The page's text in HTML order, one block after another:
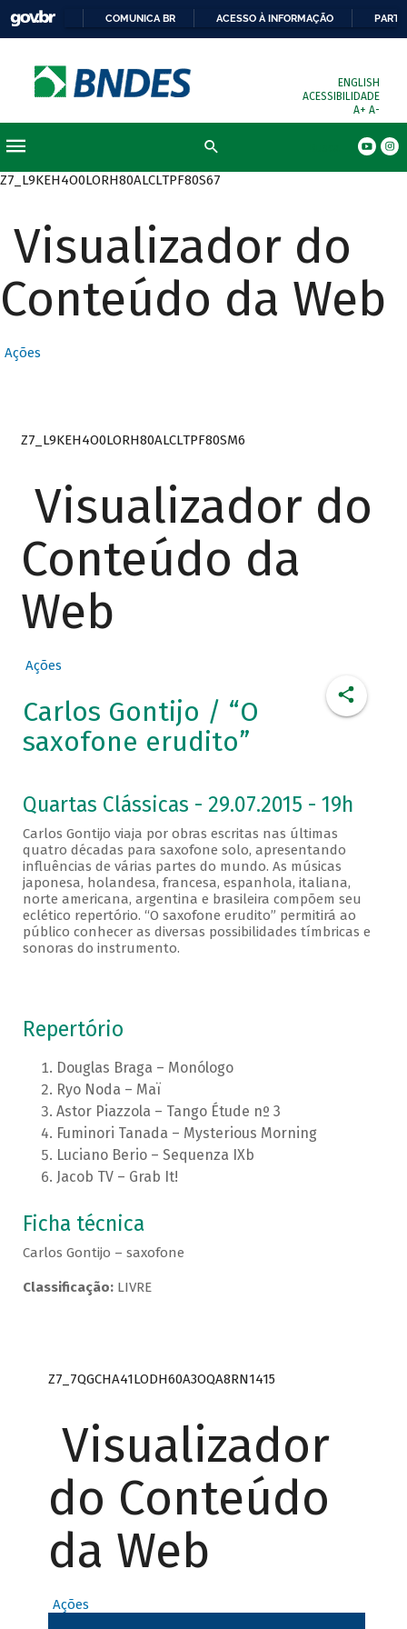
COMUNICA BR ACESSO À INFORMAÇÃO
ENGLISH
ACESSIBILIDADE
A+ A-
Z7_L9KEH4O0LORH80ALCLTPF80S67
Visualizador do
Conteúdo da Web
Ações
Z7_L9KEH4O0LORH80ALCLTPF80SM6
Visualizador do
Conteúdo da
Web
Ações
Carlos Gontijo / “O
saxofone erudito”
Quartas Clássicas - 29.07.2015 - 19h
Carlos Gontijo viaja por obras escritas nas últimas
quatro décadas para saxofone solo, apresentando
influências de várias partes do mundo. As músicas
japonesa, holandesa, francesa, espanhola, italiana,
norte americana, argentina e brasileira compõem seu
eclético repertório. “O saxofone erudito” permitirá ao
público conhecer as diversas possibilidades tímbricas e
sonoras do instrumento.
Repertório
Douglas Braga – Monólogo
Ryo Noda – Maï
Astor Piazzola – Tango Étude nº 3
Fuminori Tanada – Mysterious Morning
Luciano Berio – Sequenza IXb
Jacob TV – Grab It!
Ficha técnica
Carlos Gontijo – saxofone
Classificação:LIVRE
Z7_7QGCHA41LODH60A3OQA8RN1415
Visualizador
do Conteúdo
da Web
Ações